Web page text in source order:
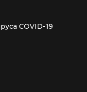
COVID-19